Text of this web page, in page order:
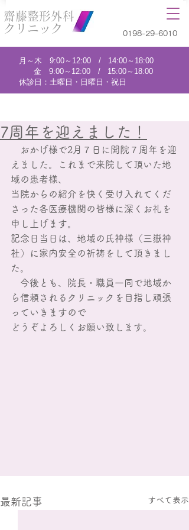
月～木 9:00～12:00 / 14:00～18:00
金 9:00～12:00 / 15:00～18:00
休診日：土曜日・日曜日・祝日
0198-29-6010
齋藤整形外科
クリニック
7周年を迎えました！
おかげ様で2月７日に開院７周年を迎
えました。これまで来院して頂いた地
域の患者様、
当院からの紹介を快く受け入れてくだ
さった各医療機関の皆様に深くお礼を
申し上げます。
記念日当日は、地域の氏神様（三嶽神
社）に家内安全の祈祷をして頂きまし
た。
今後とも、院長・職員一同で地域か
ら信頼されるクリニックを目指し頑張
っていきますので
どうぞよろしくお願い致します。
最新記事 すべて表示